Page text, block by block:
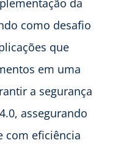
como desafio
que
em uma
a segurança
assegurando
com eficiência